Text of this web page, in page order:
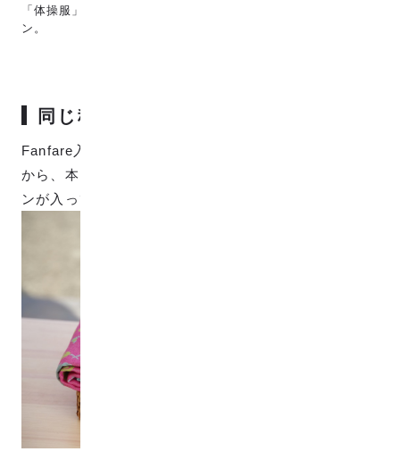
「体操服」「蝶々」のデザイ
ン。
同じ種類の花柄生地
Fanfare入園入学キットから抽出したデザインの生地だ
から、本・体操着・靴・お弁当・コップなどのデザイ
ンが入っています。